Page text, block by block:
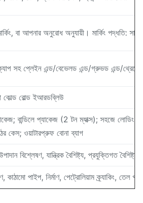
মার্কিং, বা আপনার অনুরোধ অনুযায়ী। মার্কিং পদ্ধতি: সাদা
সহ প্লেইন এন্ড/বেভেলড এন্ড/গ্রুভড এন্ড/
কোল্ড রোল্ড ইআরডব্লিউ
বান্ডিলে প্যাকেজ (2 টন ম্যাক্স); সহজে লোডিং
কেস; ওয়াটারপ্রুফ বোনা ব্যাগ
বিশ্লেষণ, যান্ত্রিক বৈশিষ্ট্য, প্রযুক্তিগত
কাঠামো পাইপ, নির্মাণ, পেট্রোলিয়াম ক্র্যাকিং, তেল